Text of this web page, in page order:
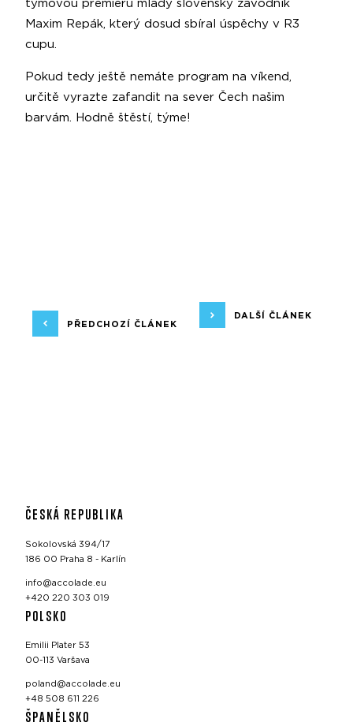
týmovou premiéru mladý slovenský závodník
Maxim Repák, který dosud sbíral úspěchy v R3
cupu.
Pokud tedy ještě nemáte program na víkend,
určitě vyrazte zafandit na sever Čech našim
barvám. Hodně štěstí, týme!
PŘEDCHOZÍ ČLÁNEK
DALŠÍ ČLÁNEK
ČESKÁ REPUBLIKA
Sokolovská 394/17
186 00 Praha 8 - Karlín
info@accolade.eu
+420 220 303 019
POLSKO
Emilii Plater 53
00-113 Varšava
poland@accolade.eu
+48 508 611 226
ŠPANĚLSKO